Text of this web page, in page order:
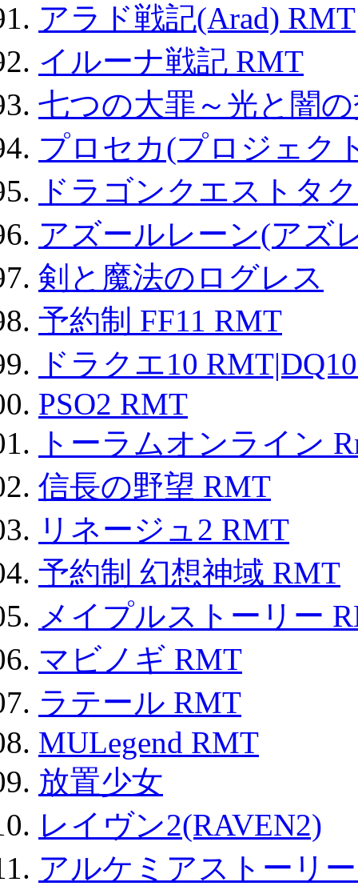
アラド戦記(Arad) RMT
イルーナ戦記 RMT
七つの大罪～光と闇
プロセカ(プロジェク
ドラゴンクエストタ
アズールレーン(アズ
剣と魔法のログレス
予約制 FF11 RMT
ドラクエ10
PSO2 RMT
トーラムオンライン
信長の野望 RMT
リネージュ2 RMT
予約制 幻想神域 RMT
メイプルストーリー
マビノギ RMT
ラテール RMT
MULegend RMT
放置少女
レイヴン2(RAVEN2)
アルケミアストーリ